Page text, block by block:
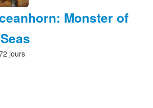
Monster of
jours